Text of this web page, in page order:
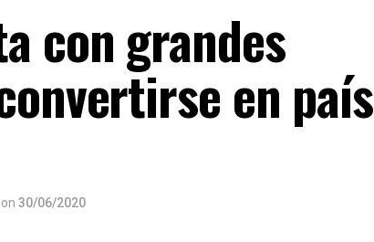
con grandes
en país
on 30/06/2020